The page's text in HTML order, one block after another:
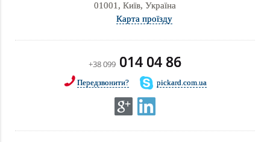
01001, Київ, Україна
Карта проїзду
+38 099 014 04 86
Передзвонити? pickard.com.ua